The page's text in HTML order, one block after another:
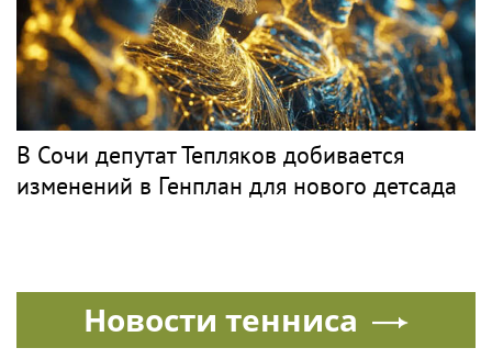
В Сочи депутат Тепляков добивается
изменений в Генплан для нового детсада
Новости тенниса